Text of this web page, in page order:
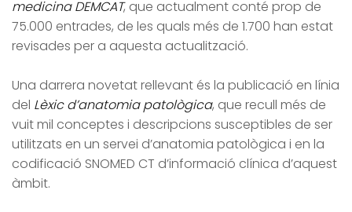
medicina DEMCAT, que actualment conté prop de
75.000 entrades, de les quals més de 1.700 han estat
revisades per a aquesta actualització.
Una darrera novetat rellevant és la publicació en línia
del Lèxic d’anatomia patològica, que recull més de
vuit mil conceptes i descripcions susceptibles de ser
utilitzats en un servei d’anatomia patològica i en la
codificació SNOMED CT d’informació clínica d’aquest
àmbit.